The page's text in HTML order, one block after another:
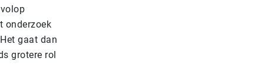
onderzoek
gaat dan
grotere rol